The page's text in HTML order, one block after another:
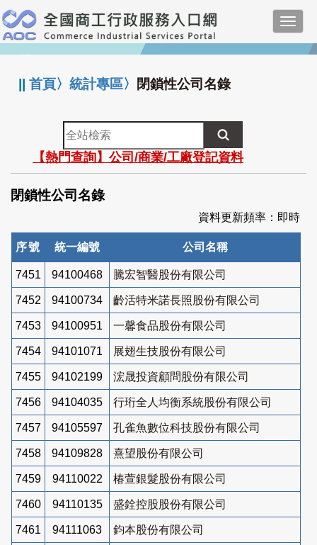
跳
到
主
要
:::
||首頁〉統計專區〉 閉鎖性公司名錄
全
站
檢
索
【熱門查詢】公司/商業/工廠登記資料
閉鎖性公司名錄
資料更新頻率：即時
序號 統一編號 公司名稱
7451 94100468 騰宏智醫股份有限公司
7452 94100734 齡活特米諾長照股份有限公司
7453 94100951 一馨食品股份有限公司
7454 94101071 展翅生技股份有限公司
7455 94102199 浤晟投資顧問股份有限公司
7456 94104035 行珩全人均衡系統股份有限公司
7457 94105597 孔雀魚數位科技股份有限公司
7458 94109828 熹望股份有限公司
7459 94110022 椿萱銀髮股份有限公司
7460 94110135 盛銓控股股份有限公司
7461 94111063 鈞本股份有限公司